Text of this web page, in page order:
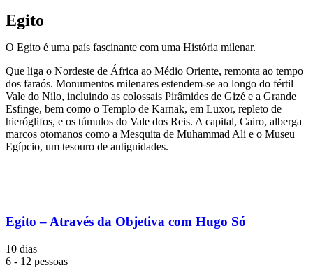
Egito
O Egito é uma país fascinante com uma História milenar.
Que liga o Nordeste de África ao Médio Oriente, remonta ao tempo
dos faraós. Monumentos milenares estendem-se ao longo do fértil
Vale do Nilo, incluindo as colossais Pirâmides de Gizé e a Grande
Esfinge, bem como o Templo de Karnak, em Luxor, repleto de
hieróglifos, e os túmulos do Vale dos Reis. A capital, Cairo, alberga
marcos otomanos como a Mesquita de Muhammad Ali e o Museu
Egípcio, um tesouro de antiguidades.
Egito – Através da Objetiva com Hugo Só
10 dias
6 - 12 pessoas